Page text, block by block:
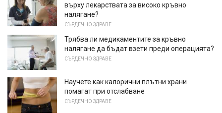
върху лекарствата за високо кръвно
налягане?
СЪРДЕЧНО ЗДРАВЕ
Трябва ли медикаментите за кръвно
налягане да бъдат взети преди операцията?
СЪРДЕЧНО ЗДРАВЕ
Научете как калорични плътни храни
помагат при отслабване
СЪРДЕЧНО ЗДРАВЕ